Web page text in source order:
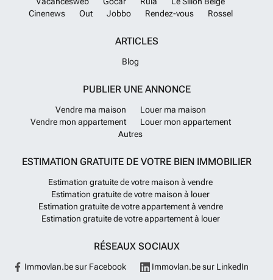
Cinenews
Out Jobbo Rendez-vous Rossel
ARTICLES
Blog
PUBLIER UNE ANNONCE
Vendre ma maison
Louer ma maison
Vendre mon appartement
Louer mon appartement
Autres
ESTIMATION GRATUITE DE VOTRE BIEN IMMOBILIER
Estimation gratuite de votre maison à vendre
Estimation gratuite de votre maison à louer
Estimation gratuite de votre appartement à vendre
Estimation gratuite de votre appartement à louer
RÉSEAUX SOCIAUX
Immovlan.be sur Facebook Immovlan.be sur LinkedIn